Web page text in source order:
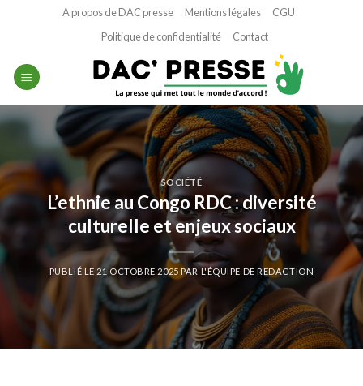
A propos de DAC presse Mentions légales
CGU
Politique de confidentialité
Contact
SOCIÉTÉ
L’ethnie au Congo RDC : diversité
culturelle et enjeux sociaux
PUBLIÉ LE 21 OCTOBRE 2025 PARL'ÉQUIPE DE REDACTION